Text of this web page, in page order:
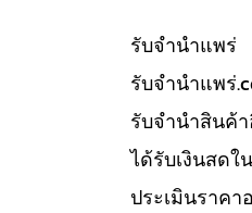
รับจํานำแพร่
รับจํานําแพร่
รับจำนำสินค้
ได้รับเงินสด
ประเมินราคา